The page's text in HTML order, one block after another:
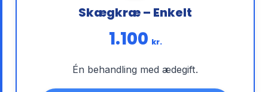
Skægkræ – Enkelt
1.100 kr.
Én behandling med ædegift.